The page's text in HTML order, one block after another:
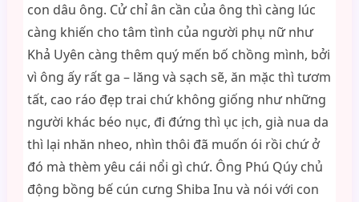
con dâu ông. Cử chỉ ân cần của ông thì càng lúc
càng khiến cho tâm tình của người phụ nữ như
Khả Uyên càng thêm quý mến bố chồng mình, bởi
vì ông ấy rất ga – lăng và sạch sẽ, ăn mặc thì tươm
tất, cao ráo đẹp trai chứ không giống như những
người khác béo nục, đi đứng thì ục ịch, già nua da
thì lại nhăn nheo, nhìn thôi đã muốn ói rồi chứ ở
đó mà thèm yêu cái nổi gì chứ. Ông Phú Qúy chủ
động bồng bế cún cưng Shiba Inu và nói với con